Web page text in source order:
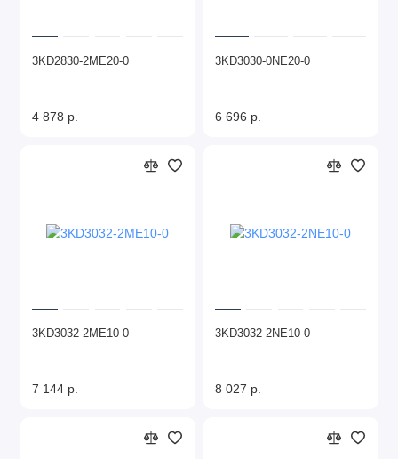
3KD2830-2ME20-0
4 878 р.
3KD3030-0NE20-0
6 696 р.
3KD3032-2ME10-0
7 144 р.
3KD3032-2NE10-0
8 027 р.